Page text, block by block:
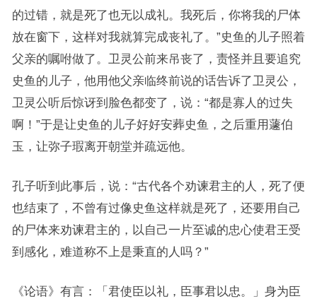
的过错，就是死了也无以成礼。我死后，你将我的尸体
放在窗下，这样对我就算完成丧礼了。”史鱼的儿子照着
父亲的嘱咐做了。卫灵公前来吊丧了，责怪并且要追究
史鱼的儿子，他用他父亲临终前说的话告诉了卫灵公，
卫灵公听后惊讶到脸色都变了，说：“都是寡人的过失
啊！”于是让史鱼的儿子好好安葬史鱼，之后重用蘧伯
玉，让弥子瑕离开朝堂并疏远他。
孔子听到此事后，说：“古代各个劝谏君主的人，死了便
也结束了，不曾有过像史鱼这样就是死了，还要用自己
的尸体来劝谏君主的，以自己一片至诚的忠心使君王受
到感化，难道称不上是秉直的人吗？”
《论语》有言：「君使臣以礼，臣事君以忠。」身为臣